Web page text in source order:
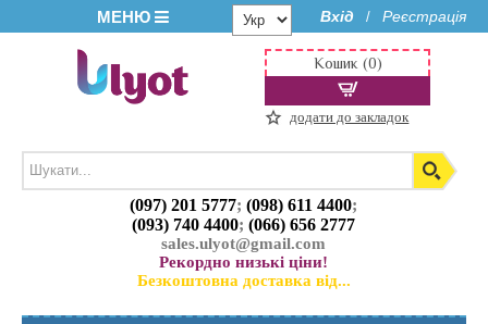
МЕНЮ Вхід / Реєстрація
(097) 201 5777;(098) 611 4400;
(093) 740 4400;(066) 656 2777
sales.ulyot@gmail.com
Рекордно низькі ціни!
Безкоштовна доставка від...
Кошик (0)
додати до закладок